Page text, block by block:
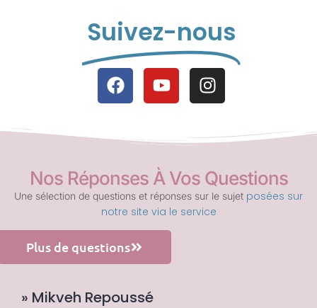
Suivez-nous
Nos Réponses À Vos Questions
Une sélection de questions et réponses sur le sujet posées sur
notre site via le service
Plus de questions
» Mikveh Repoussé